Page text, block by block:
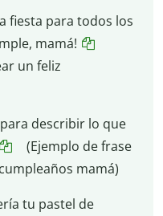
fiesta para todos los
mamá!
un feliz
describir lo que
(Ejemplo de frase
mamá)
tu pastel de